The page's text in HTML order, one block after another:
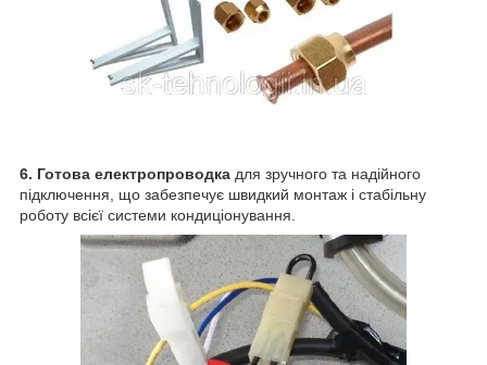
6. Готова електропроводка для зручного та надійного
підключення, що забезпечує швидкий монтаж і стабільну
роботу всієї системи кондиціонування.